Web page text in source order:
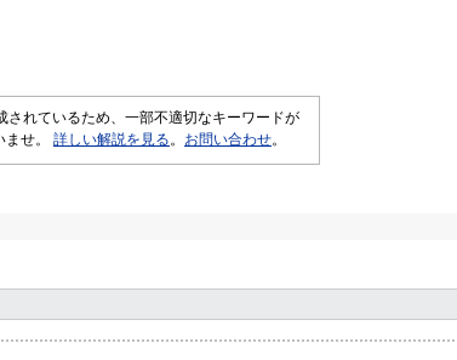
れているため、一部不適切なキーワードが
ませ。 詳しい解説を見る 。 お問い合わせ。